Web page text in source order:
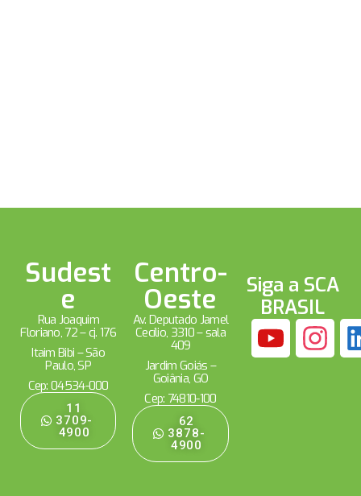
Sudest
e
Rua Joaquim
Floriano, 72 – cj. 176
Itaim Bibi – São
Paulo, SP
Cep: 04534-000
11
3709-
4900
Centro-
Oeste
Av. Deputado Jamel
Cecílio, 3310 – sala
409
Jardim Goiás –
Goiânia, GO
Cep: 74810-100
62
3878-
4900
Siga a SCA
BRASIL